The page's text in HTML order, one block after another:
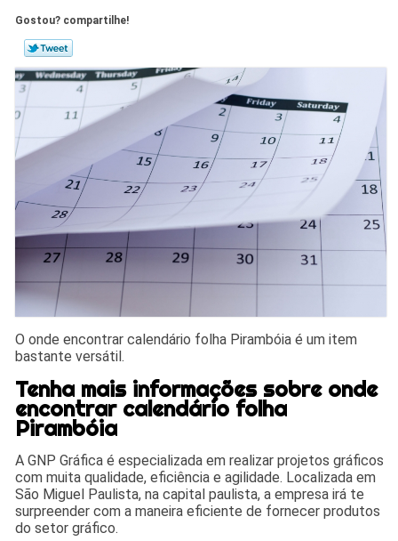
Gostou? compartilhe!
O onde encontrar calendário folha Pirambóia é um item
bastante versátil.
Tenha mais informações sobre onde
encontrar calendário folha
Pirambóia
A GNP Gráfica é especializada em realizar projetos gráficos
com muita qualidade, eficiência e agilidade. Localizada em
São Miguel Paulista, na capital paulista, a empresa irá te
surpreender com a maneira eficiente de fornecer produtos
do setor gráfico.